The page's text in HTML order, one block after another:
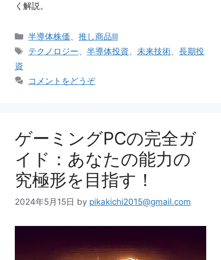
く解説。
カ
テ
ー
半導体株価、推し商品III
タ
テクノロジー、半導体投資、未来技術、長期投
資
コメントをどうぞ
ゲーミングPCの完全ガ
イド：あなたの能力の
究極形を目指す！
2024年5月15日 by pikakichi2015@gmail.com